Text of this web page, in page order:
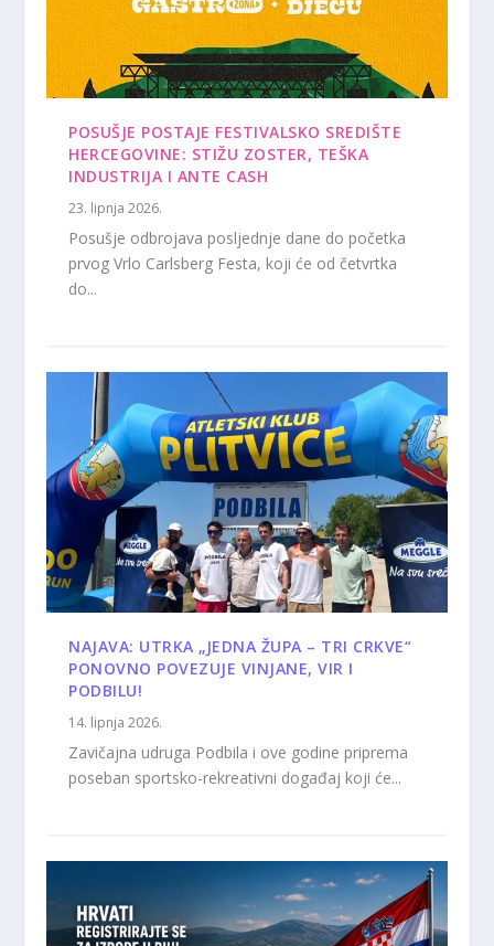
POSUŠJE POSTAJE FESTIVALSKO SREDIŠTE
HERCEGOVINE: STIŽU ZOSTER, TEŠKA
INDUSTRIJA I ANTE CASH
23. lipnja 2026.
Posušje odbrojava posljednje dane do početka
prvog Vrlo Carlsberg Festa, koji će od četvrtka
do...
NAJAVA: UTRKA „JEDNA ŽUPA – TRI CRKVE“
PONOVNO POVEZUJE VINJANE, VIR I
PODBILU!
14. lipnja 2026.
Zavičajna udruga Podbila i ove godine priprema
poseban sportsko-rekreativni događaj koji će...